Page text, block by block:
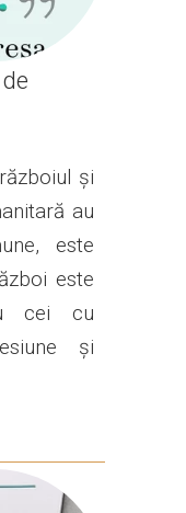
și
au
este
este
cei cu
și